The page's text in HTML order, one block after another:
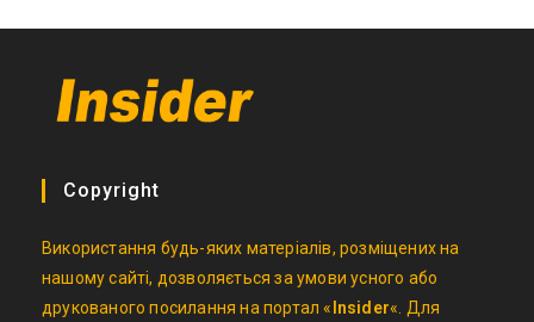
Copyright
Використання будь-яких матеріалів, розміщених на
нашому сайті, дозволяється за умови усного або
друкованого посилання на портал « Insider«. Для